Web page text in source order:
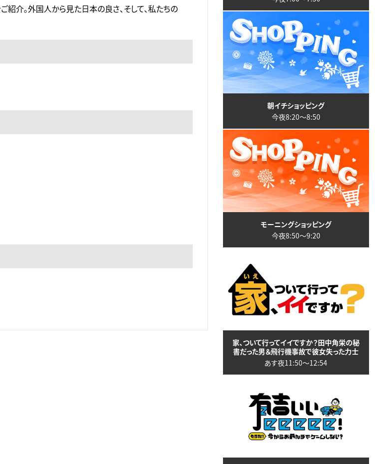
介。外国人から見た日本の良さ、そして、私たちの
朝イチショッピング
今夜8:20〜8:50
モーニングショッピング
今夜8:50〜9:20
家、ついて行ってイイですか？田中角栄の秘
書だった男＆飛行機事故で彼女失った力士
あす夜11:50〜12:54